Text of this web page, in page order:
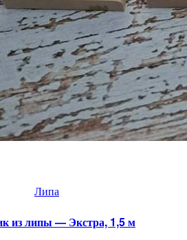
Липа
из липы — Экстра, 1,5 м